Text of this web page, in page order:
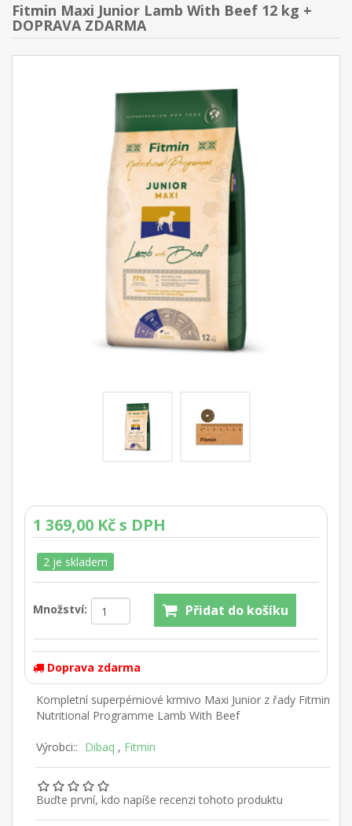
Fitmin Maxi Junior Lamb With Beef 12 kg +
DOPRAVA ZDARMA
1 369,00 Kč s DPH
2 je skladem
Množství:
Doprava zdarma
Kompletní superpémiové krmivo Maxi Junior z řady Fitmin
Nutritional Programme Lamb With Beef
Výrobci:: Dibaq , Fitmin
Buďte první, kdo napíše recenzi tohoto produktu